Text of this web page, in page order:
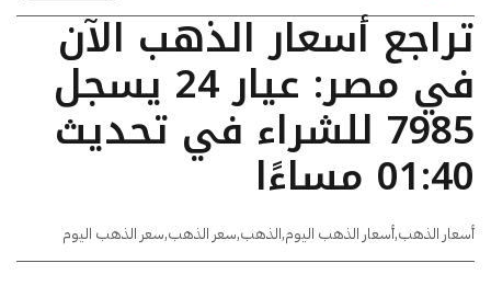
تراجع أسعار الذهب الآن
في مصر: عيار 24 يسجل
7985 للشراء في تحديث
01:40 مساءًا
أسعار الذهب,أسعار الذهب اليوم,الذهب,سعر الذهب,سعر الذهب اليوم